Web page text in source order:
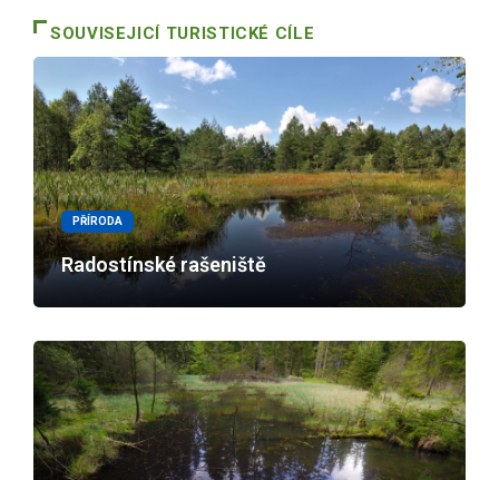
SOUVISEJICÍ TURISTICKÉ CÍLE
PŘÍRODA
Radostínské rašeniště